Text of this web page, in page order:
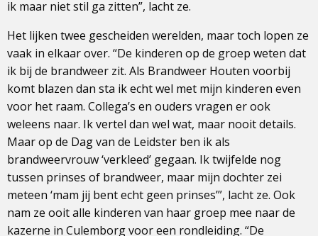
ik maar niet stil ga zitten”, lacht ze.
Het lijken twee gescheiden werelden, maar toch lopen ze
vaak in elkaar over. “De kinderen op de groep weten dat
ik bij de brandweer zit. Als Brandweer Houten voorbij
komt blazen dan sta ik echt wel met mijn kinderen even
voor het raam. Collega’s en ouders vragen er ook
weleens naar. Ik vertel dan wel wat, maar nooit details.
Maar op de Dag van de Leidster ben ik als
brandweervrouw ‘verkleed’ gegaan. Ik twijfelde nog
tussen prinses of brandweer, maar mijn dochter zei
meteen ‘mam jij bent echt geen prinses’”, lacht ze. Ook
nam ze ooit alle kinderen van haar groep mee naar de
kazerne in Culemborg voor een rondleiding. “De